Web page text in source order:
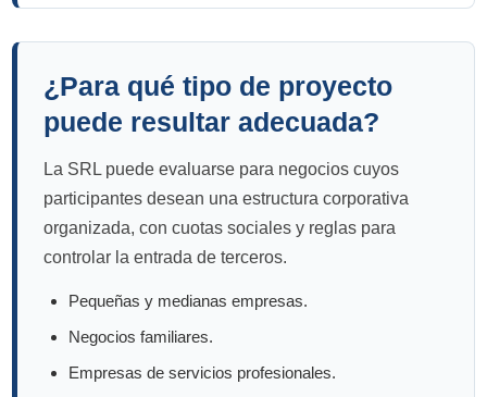
¿Para qué tipo de proyecto
puede resultar adecuada?
La SRL puede evaluarse para negocios cuyos
participantes desean una estructura corporativa
organizada, con cuotas sociales y reglas para
controlar la entrada de terceros.
Pequeñas y medianas empresas.
Negocios familiares.
Empresas de servicios profesionales.